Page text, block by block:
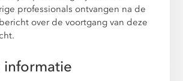
professionals ontvangen na de
over de voortgang van deze